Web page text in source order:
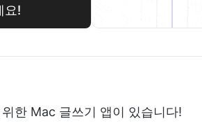
요!
한 Mac 글쓰기 앱이 있습니다!